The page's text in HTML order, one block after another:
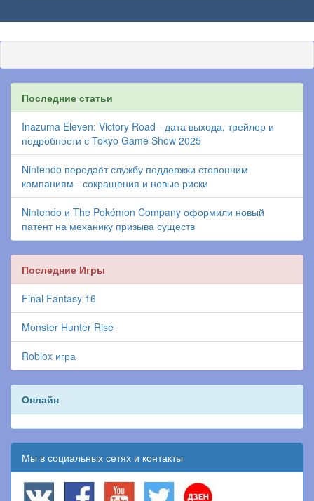
Последние статьи
Inazuma Eleven: Victory Road - дата выхода, трейлер и
подробности с Tokyo Game Show 2025
Nintendo передаёт службу поддержки сторонним
компаниям - сокращения и новые риски
Nintendo и The Pokémon Company оформили новый
патент на механику призыва существ
Последние Игры
Final Fantasy 16
Monster Hunter Rise
Roblox игра
Онлайн
Мы в социальных сетях и контакты